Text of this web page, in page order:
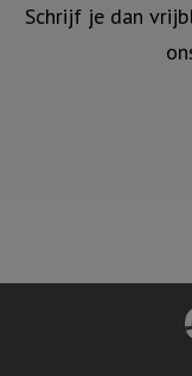
Schrijf je dan